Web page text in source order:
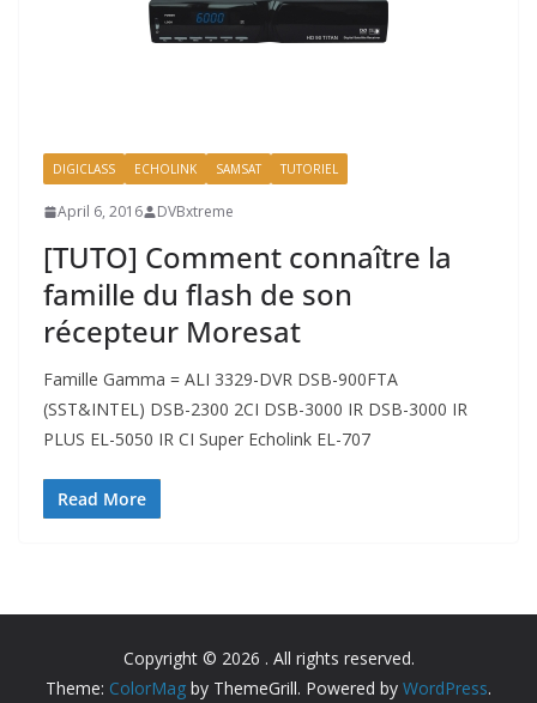
DIGICLASS ECHOLINK SAMSAT TUTORIEL
April 6, 2016 DVBxtreme
[TUTO] Comment connaître la
famille du flash de son
récepteur Moresat
Famille Gamma = ALI 3329-DVR DSB-900FTA
(SST&INTEL) DSB-2300 2CI DSB-3000 IR DSB-3000 IR
PLUS EL-5050 IR CI Super Echolink EL-707
Read More
Copyright © 2026 . All rights reserved.
Theme: ColorMag by ThemeGrill. Powered by WordPress.